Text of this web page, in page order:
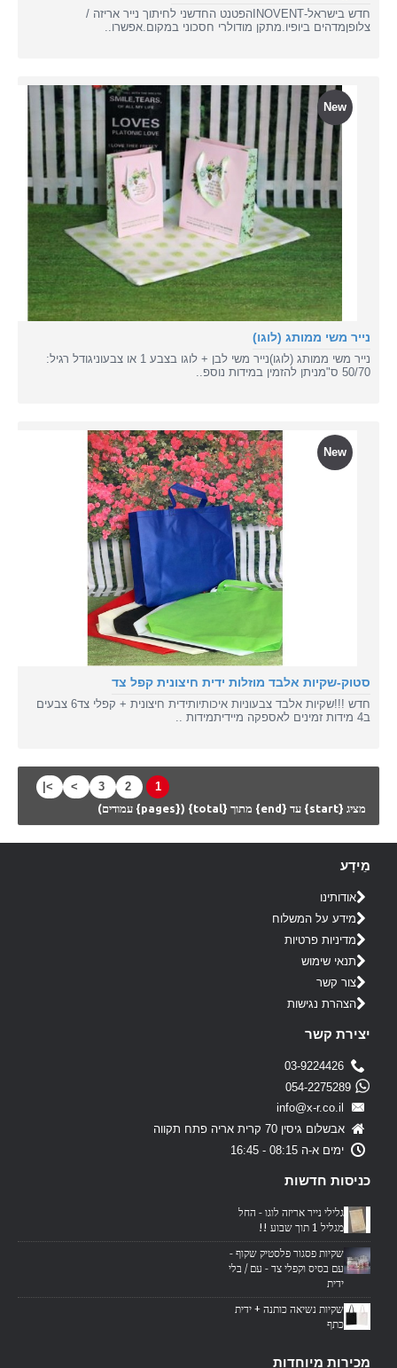
חדש בישראל-INOVENTהפטנט החדשני לחיתוך נייר אריזה /
צלופןמדהים ביופיו.מתקן מודולרי חסכוני במקום.אפשרו..
New
נייר משי ממותג (לוגו)
נייר משי ממותג (לוגו)נייר משי לבן + לוגו בצבע 1 או צבעוניגודל רגיל:
50/70 ס"מניתן להזמין במידות נוספ..
New
סטוק-שקיות אלבד מוזלות ידית חיצונית קפל צד
חדש !!!שקיות אלבד צבעוניות איכותיותידית חיצונית + קפלי צד6 צבעים
ב4 מידות זמינים לאספקה מיידיתמידות ..
1
2
3
>
>|
מציג {start} עד {end} מתוך {total} ({pages} עמודים)
מֵידָע
אודותינו
מידע על המשלוח
מדיניות פרטיות
תנאי שימוש
צור קשר
הצהרת נגישות
יצירת קשר
054-2275289
אבשלום גיסין 70 קרית אריה פתח תקווה
ימים א-ה 08:15 - 16:45
כניסות חדשות
גלילי נייר אריזה לוגו - החל
מגליל 1 תוך שבוע !!
שקיות פסגור פלסטיק שקוף -
עם בסיס וקפלי צד - עם / בלי
ידית
שקיות נשיאה כותנה + ידית
כתף
מכירות מיוחדות